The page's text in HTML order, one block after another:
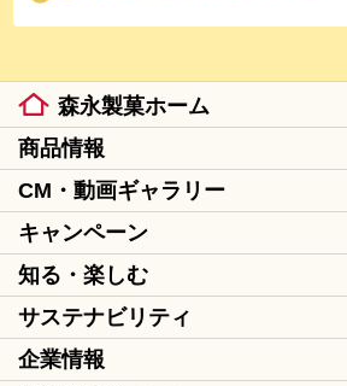
森永製菓ホーム
商品情報
CM・動画ギャラリー
キャンペーン
知る・楽しむ
サステナビリティ
企業情報